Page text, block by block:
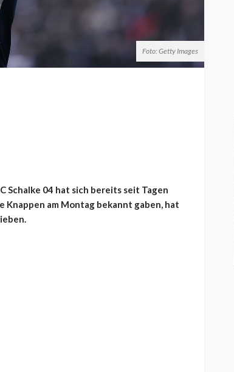
Foto: Getty Images
Schalke 04 hat sich bereits seit Tagen
am Montag bekannt gaben, hat